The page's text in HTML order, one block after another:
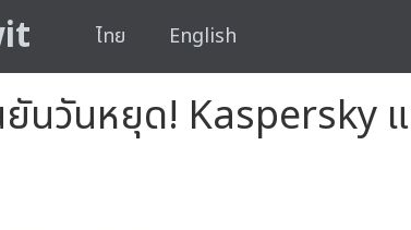
ไทย English
นวันหยุด! Kaspersky แ